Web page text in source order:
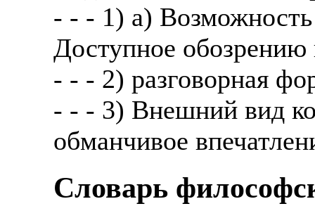
- - - 1) а)
Доступное обозрению
- - - 2) разговорная
- - - 3) Внешний вид
обманчивое
Cловарь